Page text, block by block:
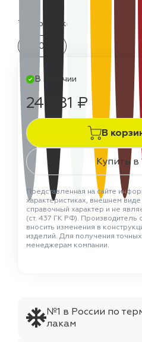
Термостойкость:
300 °C
В наличии
24 581 ₽
В
Купить в
Представленная на сайте
характеристиках, внешнем
справочный характер и не
(ст. 437 ГК РФ). Производитель
вносить изменения в
изделий. Для получения
менеджерам компании.
№1 в России по
лакам